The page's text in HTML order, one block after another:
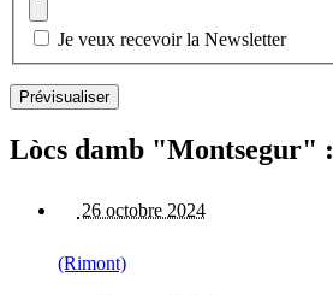
Je veux recevoir la Newsletter
Lòcs damb "Montsegur" :
26 octobre 2024
(Rimont)